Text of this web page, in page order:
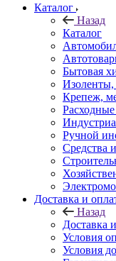
Каталог
Назад
Каталог
Бытовая
Крепеж,
Ручной
Средства
Доставка и
Назад
Доставка
Условия
Условия